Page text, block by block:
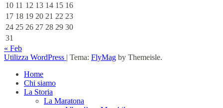
10 11 12 13 14 15 16
17 18 19 20 21 22 23
24 25 26 27 28 29 30
31
« Feb
Utilizza WordPress | Tema: FlyMag by Themeisle.
Home
Chi siamo
La Storia
La Maratona